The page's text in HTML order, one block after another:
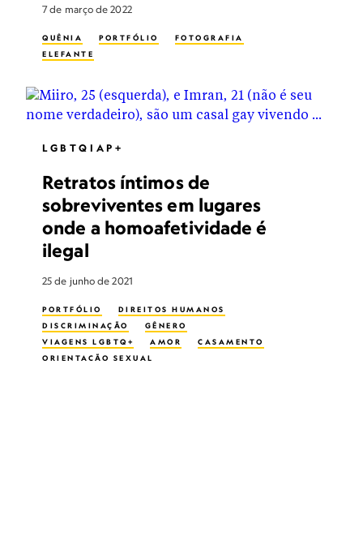
7 de março de 2022
QUÊNIA PORTFÓLIO
FOTOGRAFIA
ELEFANTE
LGBTQIAP+
Retratos íntimos de
sobreviventes em lugares
onde a homoafetividade é
ilegal
25 de junho de 2021
PORTFÓLIO
DIREITOS HUMANOS
DISCRIMINAÇÃO
GÊNERO
VIAGENS LGBTQ+
AMOR
CASAMENTO
ORIENTAÇÃO SEXUAL